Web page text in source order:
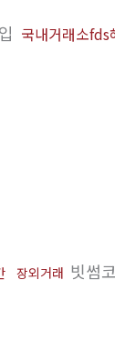
국내거래소fds
장외거래 빗썸